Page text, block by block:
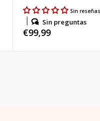
Sin reseñas
Sin preguntas
Precio
€99,99